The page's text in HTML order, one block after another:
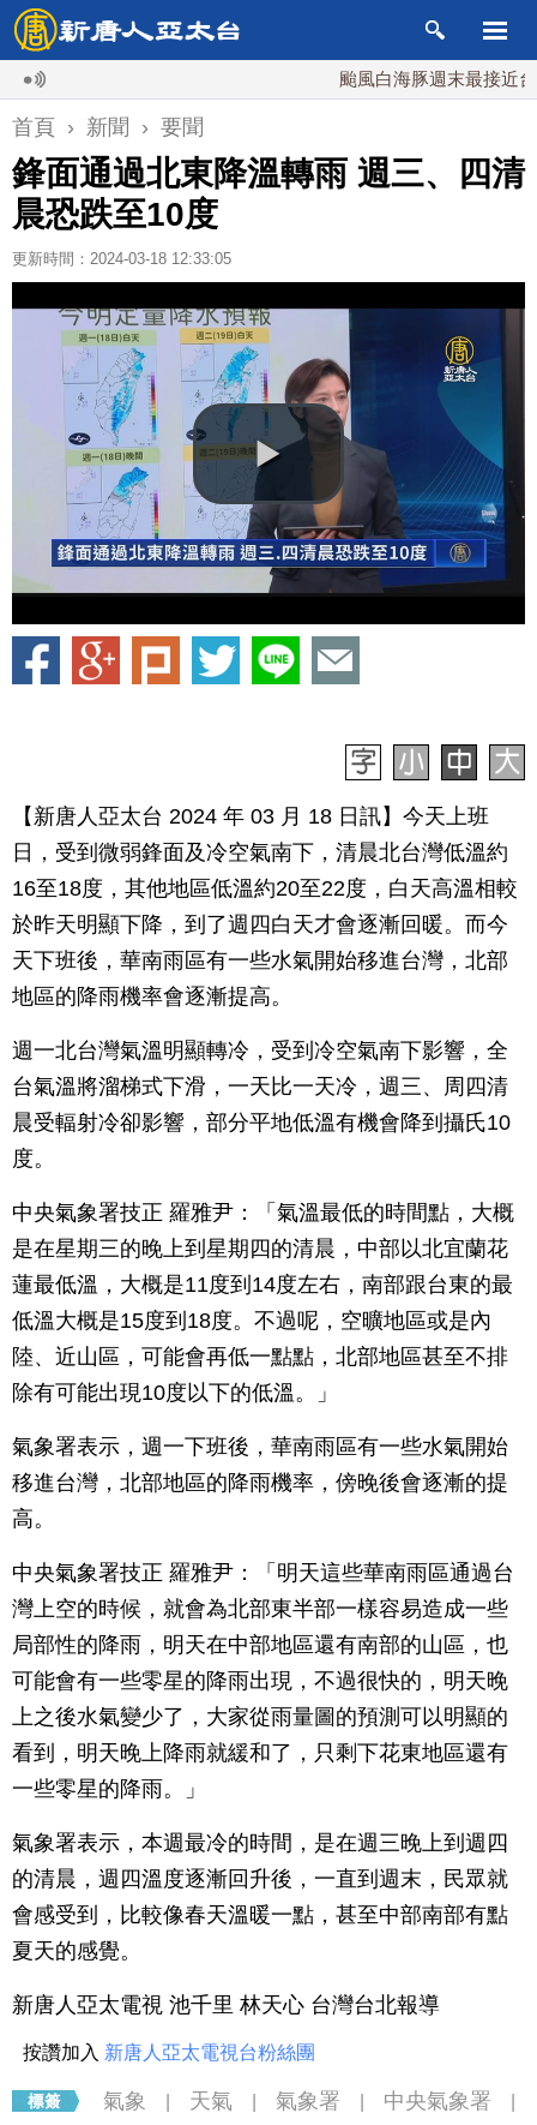
颱風白海豚週末最接近台灣 最
首頁 › 新聞 › 要聞
鋒面通過北東降溫轉雨 週三、四清
晨恐跌至10度
更新時間：2024-03-18 12:33:05
【新唐人亞太台 2024 年 03 月 18 日訊】今天上班
日，受到微弱鋒面及冷空氣南下，清晨北台灣低溫約
16至18度，其他地區低溫約20至22度，白天高溫相較
於昨天明顯下降，到了週四白天才會逐漸回暖。而今
天下班後，華南雨區有一些水氣開始移進台灣，北部
地區的降雨機率會逐漸提高。
週一北台灣氣溫明顯轉冷，受到冷空氣南下影響，全
台氣溫將溜梯式下滑，一天比一天冷，週三、周四清
晨受輻射冷卻影響，部分平地低溫有機會降到攝氏10
度。
中央氣象署技正 羅雅尹：「氣溫最低的時間點，大概
是在星期三的晚上到星期四的清晨，中部以北宜蘭花
蓮最低溫，大概是11度到14度左右，南部跟台東的最
低溫大概是15度到18度。不過呢，空曠地區或是內
陸、近山區，可能會再低一點點，北部地區甚至不排
除有可能出現10度以下的低溫。」
氣象署表示，週一下班後，華南雨區有一些水氣開始
移進台灣，北部地區的降雨機率，傍晚後會逐漸的提
高。
中央氣象署技正 羅雅尹：「明天這些華南雨區通過台
灣上空的時候，就會為北部東半部一樣容易造成一些
局部性的降雨，明天在中部地區還有南部的山區，也
可能會有一些零星的降雨出現，不過很快的，明天晚
上之後水氣變少了，大家從雨量圖的預測可以明顯的
看到，明天晚上降雨就緩和了，只剩下花東地區還有
一些零星的降雨。」
氣象署表示，本週最冷的時間，是在週三晚上到週四
的清晨，週四溫度逐漸回升後，一直到週末，民眾就
會感受到，比較像春天溫暖一點，甚至中部南部有點
夏天的感覺。
新唐人亞太電視 池千里 林天心 台灣台北報導
按讚加入 新唐人亞太電視台粉絲團
氣象 天氣 氣象署 中央氣象署